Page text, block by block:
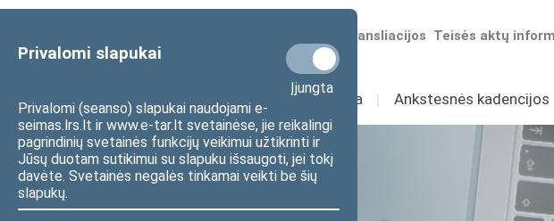
Privalomi slapukai
Įjungta
Privalomi (seanso) slapukai naudojami e-
seimas.lrs.lt ir www.e-tar.lt svetainėse, jie reikalingi
pagrindinių svetainės funkcijų veikimui užtikrinti ir
Jūsų duotam sutikimui su slapuku išsaugoti, jei tokį
davėte. Svetainės negalės tinkamai veikti be šių
slapukų.
Teisės aktų
Numatomos transliacijos
Sudėtis Veikla I Ankstesnės kadencijos
Statistika